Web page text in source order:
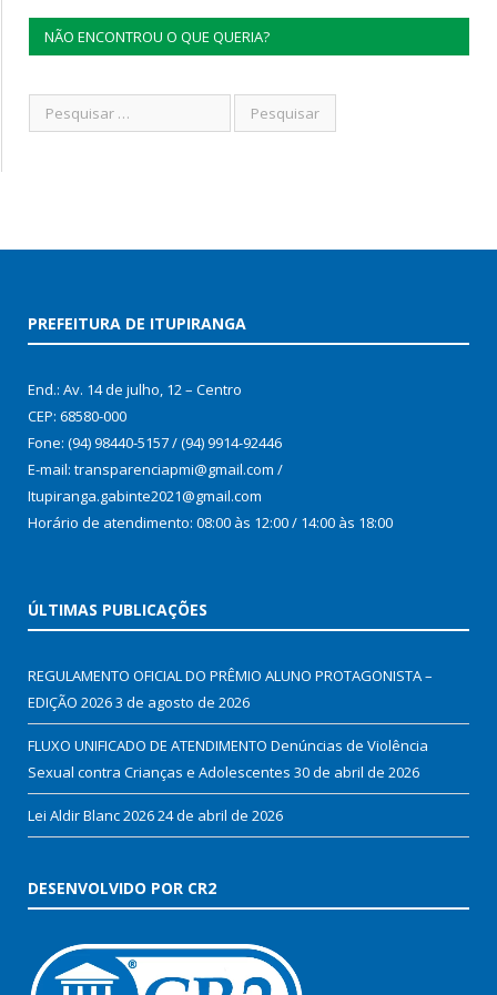
NÃO ENCONTROU O QUE QUERIA?
PREFEITURA DE ITUPIRANGA
End.: Av. 14 de julho, 12 – Centro
CEP: 68580-000
Fone: (94) 98440-5157 / (94) 9914-92446
E-mail: transparenciapmi@gmail.com /
Itupiranga.gabinte2021@gmail.com
Horário de atendimento: 08:00 às 12:00 / 14:00 às 18:00
ÚLTIMAS PUBLICAÇÕES
REGULAMENTO OFICIAL DO PRÊMIO ALUNO PROTAGONISTA –
EDIÇÃO 20263 de agosto de 2026
FLUXO UNIFICADO DE ATENDIMENTO Denúncias de Violência
Sexual contra Crianças e Adolescentes 30 de abril de 2026
Lei Aldir Blanc 202624 de abril de 2026
DESENVOLVIDO POR CR2